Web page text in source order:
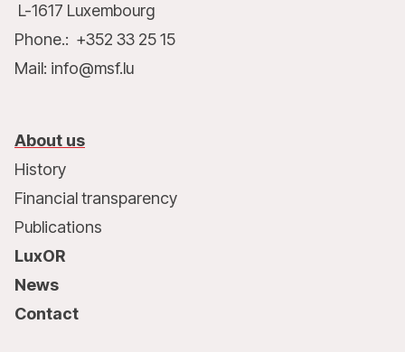
L-1617 Luxembourg
Phone.: +352 33 25 15
Mail: info@msf.lu
About us
History
Financial transparency
Publications
LuxOR
News
Contact